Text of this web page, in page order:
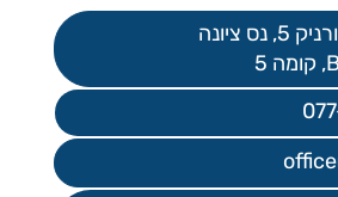
ציונה